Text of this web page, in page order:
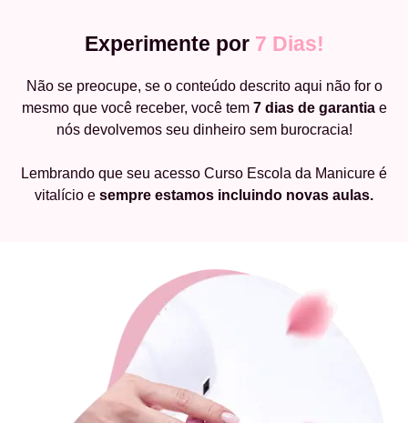
Experimente por 7 Dias!
Não se preocupe, se o conteúdo descrito aqui não for o
mesmo que você receber, você tem 7 dias de garantiae
nós devolvemos seu dinheiro sem burocracia!
Lembrando que seu acesso Curso Escola da Manicure é
vitalício e sempre estamos incluindo novas aulas.